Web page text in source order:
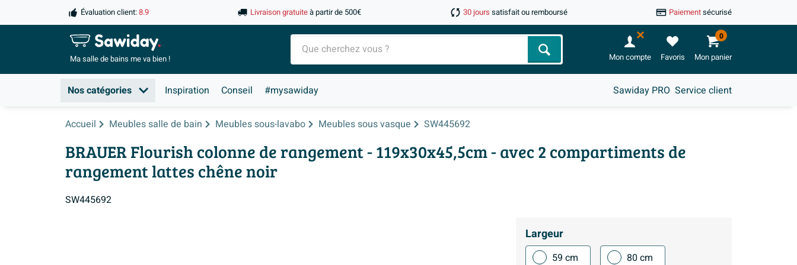
Évaluation client:8.9 Livraison gratuiteà partir de 500€ 30 jours satisfait ou remboursé Paiementsécurisé
Ma salle debains me va bien ! Chercher Mon compte Favoris Mon panier
0
Nos catégories Inspiration Conseil #mysawiday Sawiday PRO Service client
Accueil Meubles salle de bain Meubles sous-lavabo Meubles sous vasque SW445692
BRAUER Flourish colonne de rangement - 119x30x45,5cm - avec 2 compartiments de
rangement lattes chêne noir
SW445692
Largeur
59 cm 80 cm